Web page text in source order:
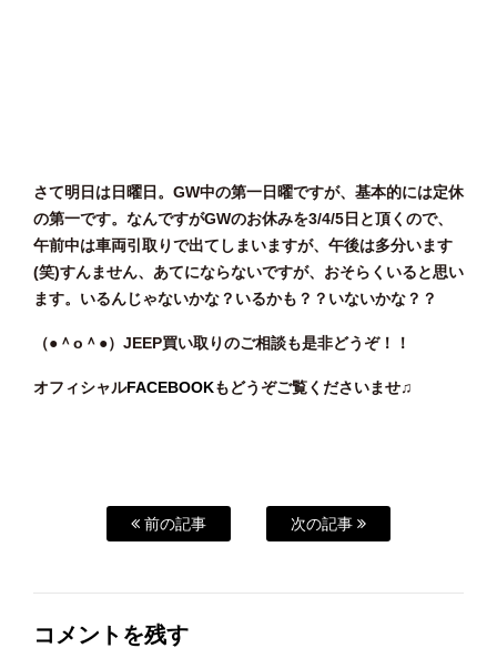
さて明日は日曜日。GW中の第一日曜ですが、基本的には定休
の第一です。なんですがGWのお休みを3/4/5日と頂くので、
午前中は車両引取りで出てしまいますが、午後は多分います
(笑)すんません、あてにならないですが、おそらくいると思い
ます。いるんじゃないかな？いるかも？？いないかな？？
（●＾o ＾●）JEEP買い取りのご相談も是非どうぞ！！
オフィシャルFACEBOOKもどうぞご覧くださいませ♫
前の記事 次の記事
コメントを残す